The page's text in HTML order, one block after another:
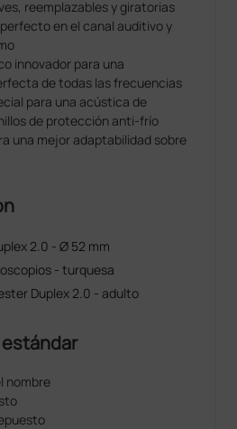
reemplazables y giratorias
en el canal auditivo y
innovador para una
de todas las frecuencias
para una acústica de
de protección anti-frío
una mejor adaptabilidad sobre
2.0 - Ø 52 mm
- turquesa
Duplex 2.0 - adulto
nombre